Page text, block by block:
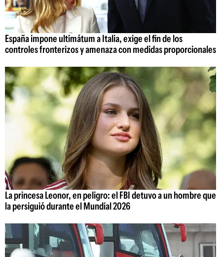
España impone ultimátum a Italia, exige el fin de los
controles fronterizos y amenaza con medidas proporcionales
La princesa Leonor, en peligro: el FBI detuvo a un hombre que
la persiguió durante el Mundial 2026